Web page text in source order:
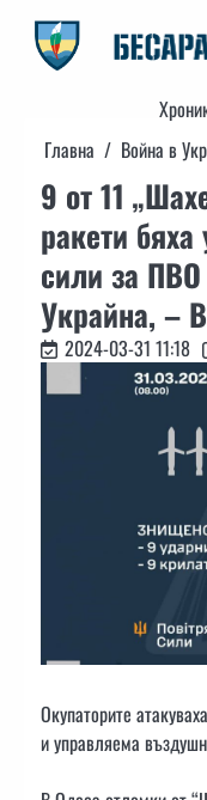
content
Главна
Война в
9 от 11
ракети
сили за
Украйна, –
2024-03-31 11:18
Окупаторите
и управляема